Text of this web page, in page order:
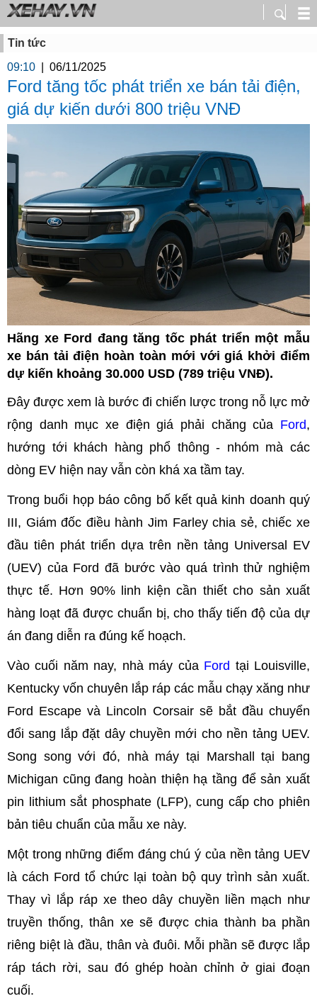
Tin tức
09:10
06/11/2025
Ford tăng tốc phát triển xe bán tải điện,
giá dự kiến dưới 800 triệu VNĐ
Hãng xe Ford đang tăng tốc phát triển một mẫu
xe bán tải điện hoàn toàn mới với giá khởi điểm
dự kiến khoảng 30.000 USD (789 triệu VNĐ).
Đây được xem là bước đi chiến lược trong nỗ lực mở
rộng danh mục xe điện giá phải chăng của Ford,
hướng tới khách hàng phổ thông - nhóm mà các
dòng EV hiện nay vẫn còn khá xa tầm tay.
Trong buổi họp báo công bố kết quả kinh doanh quý
III, Giám đốc điều hành Jim Farley chia sẻ, chiếc xe
đầu tiên phát triển dựa trên nền tảng Universal EV
(UEV) của Ford đã bước vào quá trình thử nghiệm
thực tế. Hơn 90% linh kiện cần thiết cho sản xuất
hàng loạt đã được chuẩn bị, cho thấy tiến độ của dự
án đang diễn ra đúng kế hoạch.
Vào cuối năm nay, nhà máy của Ford tại Louisville,
Kentucky vốn chuyên lắp ráp các mẫu chạy xăng như
Ford Escape và Lincoln Corsair sẽ bắt đầu chuyển
đổi sang lắp đặt dây chuyền mới cho nền tảng UEV.
Song song với đó, nhà máy tại Marshall tại bang
Michigan cũng đang hoàn thiện hạ tầng để sản xuất
pin lithium sắt phosphate (LFP), cung cấp cho phiên
bản tiêu chuẩn của mẫu xe này.
Một trong những điểm đáng chú ý của nền tảng UEV
là cách Ford tổ chức lại toàn bộ quy trình sản xuất.
Thay vì lắp ráp xe theo dây chuyền liền mạch như
truyền thống, thân xe sẽ được chia thành ba phần
riêng biệt là đầu, thân và đuôi. Mỗi phần sẽ được lắp
ráp tách rời, sau đó ghép hoàn chỉnh ở giai đoạn
cuối.